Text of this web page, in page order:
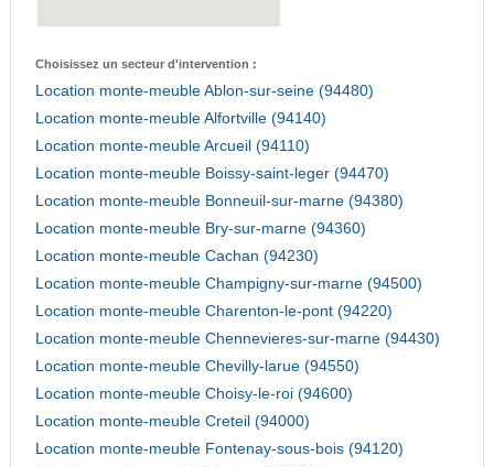
Choisissez un secteur d'intervention :
Location monte-meuble Ablon-sur-seine (94480)
Location monte-meuble Alfortville (94140)
Location monte-meuble Arcueil (94110)
Location monte-meuble Boissy-saint-leger (94470)
Location monte-meuble Bonneuil-sur-marne (94380)
Location monte-meuble Bry-sur-marne (94360)
Location monte-meuble Cachan (94230)
Location monte-meuble Champigny-sur-marne (94500)
Location monte-meuble Charenton-le-pont (94220)
Location monte-meuble Chennevieres-sur-marne (94430)
Location monte-meuble Chevilly-larue (94550)
Location monte-meuble Choisy-le-roi (94600)
Location monte-meuble Creteil (94000)
Location monte-meuble Fontenay-sous-bois (94120)